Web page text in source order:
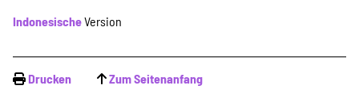
Veranstaltungen
IndonesischeVersion
Drucken Zum Seitenanfang